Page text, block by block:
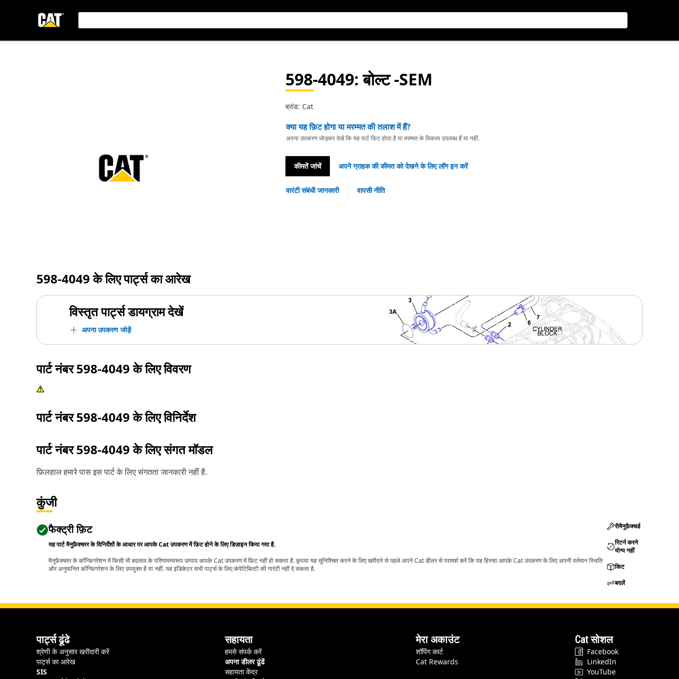
598-4049: बोल्ट -SEM
ब्रांड: Cat
क्या यह फ़िट होगा या मरम्मत की तलाश में हैं?
अपना उपकरण जोड़कर देखें कि यह पार्ट फ़िट होता है या मरम्मत के विकल्प उपलब्ध हैं या नहीं.
कीमतें जांचें अपने ग्राहक की कीमत को देखने के लिए लॉग इन करें
वारंटी संबंधी जानकारी वापसी नीति
598-4049के लिए पार्ट्स का आरेख
विस्तृत पार्ट्स डायग्राम देखें
अपना उपकरण जोड़ें
पार्ट नंबर598-4049के लिए विवरण
पार्ट नंबर598-4049के लिए विनिर्देश
पार्ट नंबर598-4049के लिए संगत मॉडल
फ़िलहाल हमारे पास इस पार्ट के लिए संगतता जानकारी नहीं है.
कुंजी
फैक्ट्री फ़िट
यह पार्ट मैनुफ़ैक्चरर के विनिर्देशों के आधार पर आपके Cat उपकरण में फ़िट होने के लिए डिज़ाइन किया गया है.
मैनुफ़ैक्चरर के कॉन्फ़िगरेशन में किसी भी बदलाव के परिणामस्वरूप उत्पाद आपके Cat उपकरण में फ़िट नहीं हो सकता है. कृपया यह सुनिश्चित करने के लिए खरीदने से पहले अपने Cat डीलर से परामर्श करें कि यह हिस्सा आपके Cat उपकरण के लिए अपनी वर्तमान स्थिति
और अनुमानित कॉन्फ़िगरेशन के लिए उपयुक्त है या नहीं. यह इंडिकेटर सभी पार्ट्स के लिए कंपेटिबिल्टी की गारंटी नहीं दे सकता है.
रीमैनुफ़ैक्चर्ड
रिटर्न करने
योग्य नहीं
किट
बदलें
पार्ट्स ढूंढे
श्रेणी के अनुसार खरीदारी करें
पार्ट्स का आरेख
SIS
सहायता
हमसे संपर्क करें
अपना डीलर ढूंढें
सहायता केंद्र
मेरा अकाउंट
शॉपिंग कार्ट
Cat Rewards
Cat सोशल
Facebook
LinkedIn
YouTube